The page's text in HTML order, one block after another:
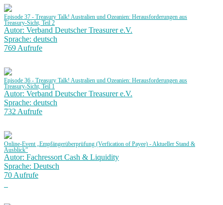
Episode 37 - Treasury Talk! Australien und Ozeanien: Herausforderungen aus
Treasury-Sicht, Teil 2
Autor: Verband Deutscher Treasurer e.V.
Sprache: deutsch
769 Aufrufe
Episode 36 - Treasury Talk! Australien und Ozeanien: Herausforderungen aus
Treasury-Sicht, Teil 1
Autor: Verband Deutscher Treasurer e.V.
Sprache: deutsch
732 Aufrufe
Online-Event „Empfängerüberprüfung (Verfication of Payee) - Aktueller Stand &
Ausblick”
Autor: Fachressort Cash & Liquidity
Sprache: Deutsch
70 Aufrufe